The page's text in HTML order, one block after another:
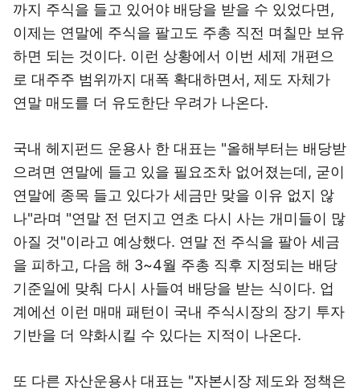
까지 주식을 들고 있어야 배당을 받을 수 있었다면,
이제는 연말에 주식을 팔고도 주총 직전 며칠만 보유
하면 되는 것이다. 이런 상황에서 이번 세제 개편으
로 대주주 범위까지 대폭 확대하면서, 제도 자체가
연말 매도를 더 유도한단 우려가 나온다.
국내 헤지펀드 운용사 한 대표는 "올해부터는 배당받
으려면 연말에 들고 있을 필요조차 없어졌는데, 굳이
연말에 종목 들고 있다가 세금만 맞을 이유 없지 않
나"라며 "연말 전 던지고 연초 다시 사는 개미들이 많
아질 것"이라고 예상했다. 연말 전 주식을 팔아 세금
을 피하고, 다음 해 3~4월 주총 직후 지정되는 배당
기준일에 맞춰 다시 사들여 배당을 받는 식이다. 업
계에선 이런 매매 패턴이 국내 주식시장의 장기 투자
기반을 더 약화시킬 수 있다는 지적이 나온다.
또 다른 자산운용사 대표는 "자본시장 제도와 정책은